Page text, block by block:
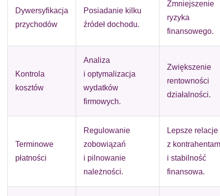
Dywersyfikacja
przychodów
Posiadanie kilku
źródeł dochodu.
Zmniejszenie
ryzyka
finansowego.
Kontrola
kosztów
Analiza
i optymalizacja
wydatków
firmowych.
Zwiększenie
rentowności
działalności.
Terminowe
płatności
Regulowanie
zobowiązań
i pilnowanie
należności.
Lepsze relacje
z
i stabilność
finansowa.